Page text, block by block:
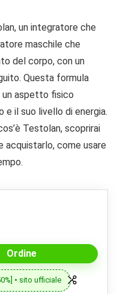
un integratore che
maschile che
del corpo, con un
Questa formula
aspetto fisico
e il suo livello di energia.
Testolan, scoprirai
acquistarlo, come usare
Ordine
• sito ufficiale